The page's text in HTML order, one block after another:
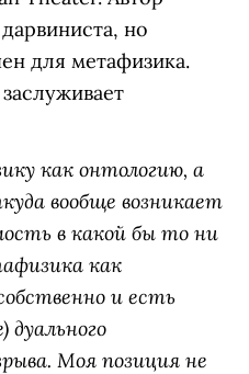
но
для метафизика.
как онтологию, а
вообще возникает
в какой бы то ни
как
и есть
дуального
Моя позиция не